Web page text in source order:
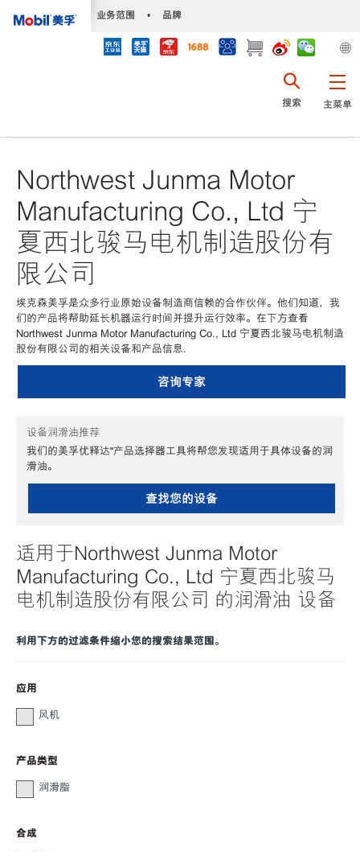
业务范围 • 品牌
主菜单
搜索
Northwest Junma Motor
Manufacturing Co., Ltd 宁
夏西北骏马电机制造股份有
限公司
埃克森美孚是众多行业原始设备制造商信赖的合作伙伴。他们知道，我
们的产品将帮助延长机器运行时间并提升运行效率。在下方查看
Northwest Junma Motor Manufacturing Co., Ltd 宁夏西北骏马电机制造
股份有限公司的相关设备和产品信息.
咨询专家
设备润滑油推荐
我们的美孚优释达℠产品选择器工具将帮您发现适用于具体设备的润
滑油。
查找您的设备
适用于Northwest Junma Motor
Manufacturing Co., Ltd 宁夏西北骏马
电机制造股份有限公司 的润滑油 设备
利用下方的过滤条件缩小您的搜索结果范围。
应用
风机
产品类型
润滑脂
合成